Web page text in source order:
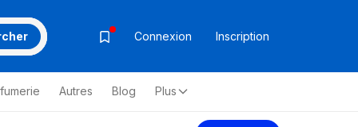
Connexion Inscription
Autres Blog Plus